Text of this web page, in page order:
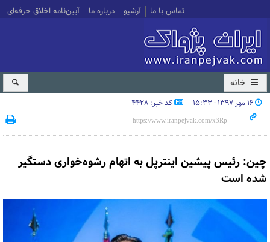
تماس با ما آرشیو درباره ما آیین‌نامه اخلاق حرفه‌ای
خانه
۱۶ مهر ۱۳۹۷ - ۱۵:۳۳ کد خبر: 4428
چین: رئیس پیشین اینترپل به اتهام رشوه‌خواری دستگیر
شده است